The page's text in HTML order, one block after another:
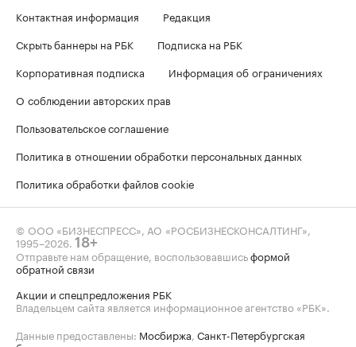
Контактная информация
Редакция
Скрыть баннеры на РБК
Подписка на РБК
Корпоративная подписка
Информация об ограничениях
О соблюдении авторских прав
Пользовательское соглашение
Политика в отношении обработки персональных данных
Политика обработки файлов cookie
© ООО «БИЗНЕСПРЕСС», АО «РОСБИЗНЕСКОНСАЛТИНГ»,
1995–2026 18+
Отправьте нам обращение, воспользовавшисьформой
обратной связи
Акции и спецпредложения РБК
Владельцем сайта является информационное агентство «РБК».
Данные предоставлены: Мосбиржа Санкт-Петербургская